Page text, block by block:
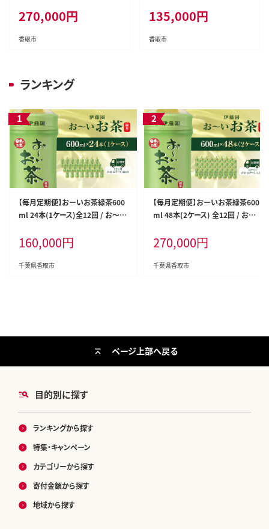
ペットボトル飲料 ペットボトル
ケース 箱買い 箱 常備 常温 備蓄
防災 まとめ買い 飲料 ソフトドリ
270,000円
香取市
ットボトル飲料 ペットボトル ケ
ース 箱買い 箱 常備 常温 備蓄
防災 まとめ買い 飲料 ソフトドリ
135,000円
香取市
ランキング
【毎月定期便】おーいお茶緑茶600
ml 24本(1ケース)全12回 / お～い
トル飲料 ペットボトル ケース 箱買
い 箱 常備 常温 備蓄 防災 まとめ
買い 飲料 ソフトドリンク 送料無料
160,000円
千葉県香取市
【毎月定期便】おーいお茶緑茶600
ml 48本(2ケース) 全12回 / お～
ボトル飲料 ペットボトル ケース 箱
買い 箱 常備 常温 備蓄 防災 まと
め買い 飲料 ソフトドリンク 送料無
270,000円
千葉県香取市
目的別に探す
ランキングから探す
特集・キャンペーン
カテゴリーから探す
寄付金額から探す
地域から探す
ページ上部へ戻る